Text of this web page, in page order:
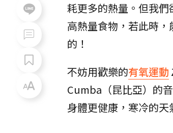
耗更多的熱量。但我
高熱量食物，若此時
的！
不妨用歡樂的有氧運動
Cumba（昆比亞）的
身體更健康，寒冷的天